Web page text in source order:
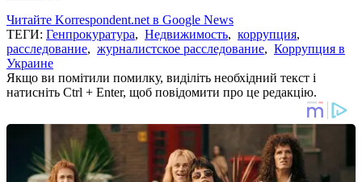
Читайте Korrespondent.net в Google News
ТЕГИ: Генпрокуратура, Недвижимость, коррупция,
расследование, журналистское расследование, Коррупция в
Украине
Якщо ви помітили помилку, виділіть необхідний текст і
натисніть Ctrl + Enter, щоб повідомити про це редакцію.